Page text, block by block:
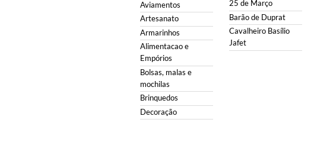
Aviamentos
Artesanato
Armarinhos
Alimentacao e
Empórios
Bolsas, malas e
mochilas
Brinquedos
Decoração
25 de Março
Barão de Duprat
Cavalheiro Basílio
Jafet